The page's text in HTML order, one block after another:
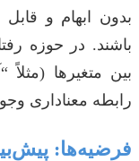
بدون ابهام و
باشند. در حوزه
بین متغیرها
رابطه معناداری
فرضیه‌ها: